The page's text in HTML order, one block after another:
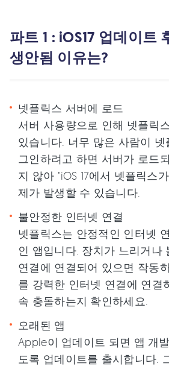
파트 1 : iOS17 업데이트
생안됨 이유는?
넷플릭스 서버에 로드
서버 사용량으로 인해 넷플릭
있습니다. 너무 많은 사람이 넷
그인하려고 하면 서버가 로드
지 않아 "iOS 17에서 넷플릭스
제가 발생할 수 있습니다.
불안정한 인터넷 연결
넷플릭스는 안정적인 인터넷
인 앱입니다. 장치가 느리거나
연결에 연결되어 있으면 작동
를 강력한 인터넷 연결에 연결
속 충돌하는지 확인하세요.
오래된 앱
Apple이 업데이트 되면 앱 개
도록 업데이트를 출시합니다.